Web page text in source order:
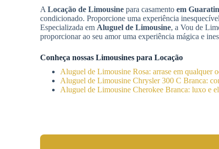
A Locação de Limousine para casamento em
condicionado. Proporcione uma experiência
Especializada em Aluguel de Limousine, a Vou de
proporcionar ao seu amor uma experiência mágica e
Conheça nossas Limousines para Locação
Aluguel de Limousine Rosa: arrase em qualquer
Aluguel de Limousine Chrysler 300 C Branca:
Aluguel de Limousine Cherokee Branca: luxo e